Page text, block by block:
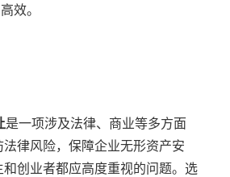
效。
是一项涉及法律、商业等多方面
律风险，保障企业无形资产安
创业者都应高度重视的问题。选